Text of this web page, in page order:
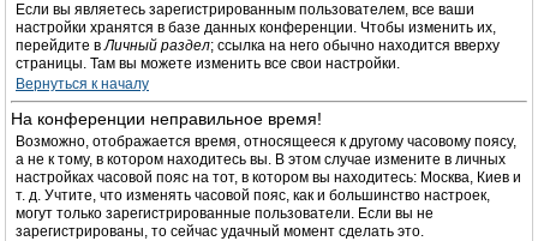
Если вы являетесь зарегистрированным пользователем, все ваши
настройки хранятся в базе данных конференции. Чтобы изменить их,
перейдите вЛичный раздел; ссылка на него обычно находится вверху
страницы. Там вы можете изменить все свои настройки.
Вернуться к началу
На конференции неправильное время!
Возможно, отображается время, относящееся к другому часовому поясу,
а не к тому, в котором находитесь вы. В этом случае измените в личных
настройках часовой пояс на тот, в котором вы находитесь: Москва, Киев и
т. д. Учтите, что изменять часовой пояс, как и большинство настроек,
могут только зарегистрированные пользователи. Если вы не
зарегистрированы, то сейчас удачный момент сделать это.